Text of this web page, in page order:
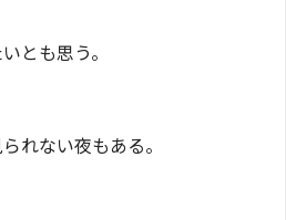
とも思う。
れない夜もある。